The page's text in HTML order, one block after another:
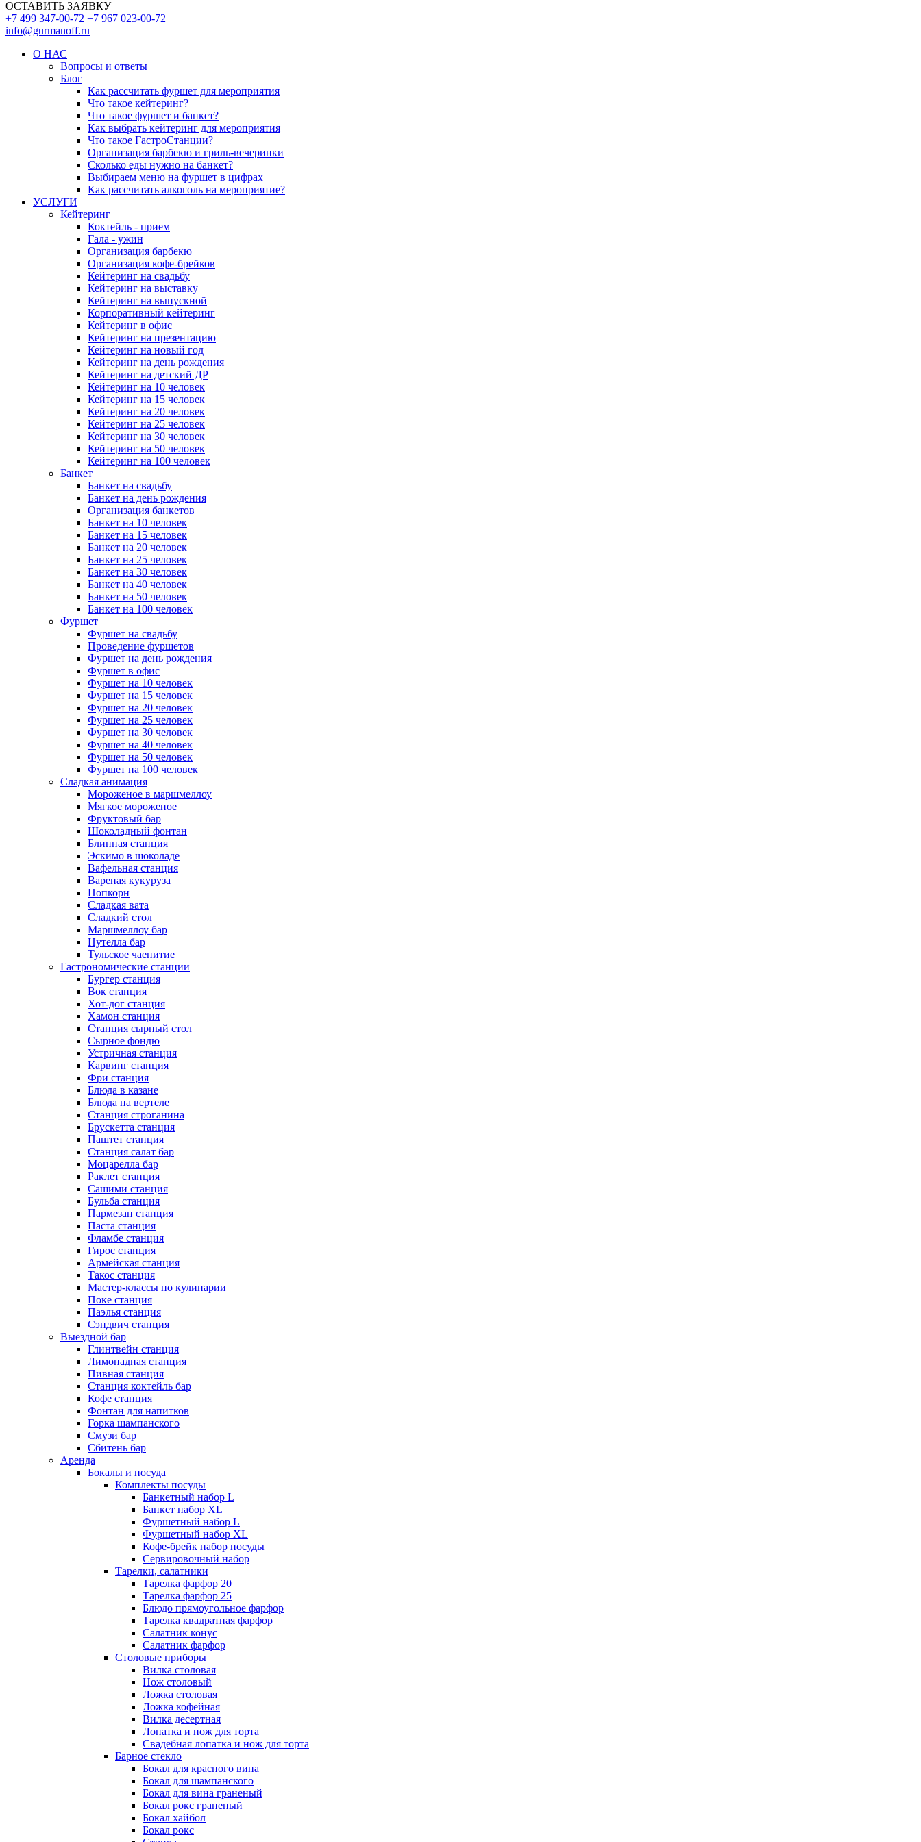
ОСТАВИТЬ ЗАЯВКУ
+7 499 347-00-72 +7 967 023-00-72
info@gurmanoff.ru
О НАС
Вопросы и ответы
Блог
Как рассчитать фуршет для мероприятия
Что такое кейтеринг?
Что такое фуршет и банкет?
Как выбрать кейтеринг для мероприятия
Что такое ГастроСтанции?
Организация барбекю и гриль-вечеринки
Сколько еды нужно на банкет?
Выбираем меню на фуршет в цифрах
Как рассчитать алкоголь на мероприятие?
УСЛУГИ
Кейтеринг
Коктейль - прием
Гала - ужин
Организация барбекю
Организация кофе-брейков
Кейтеринг на свадьбу
Кейтеринг на выставку
Кейтеринг на выпускной
Корпоративный кейтеринг
Кейтеринг в офис
Кейтеринг на презентацию
Кейтеринг на новый год
Кейтеринг на день рождения
Кейтеринг на детский ДР
Кейтеринг на 10 человек
Кейтеринг на 15 человек
Кейтеринг на 20 человек
Кейтеринг на 25 человек
Кейтеринг на 30 человек
Кейтеринг на 50 человек
Кейтеринг на 100 человек
Банкет
Банкет на свадьбу
Банкет на день рождения
Организация банкетов
Банкет на 10 человек
Банкет на 15 человек
Банкет на 20 человек
Банкет на 25 человек
Банкет на 30 человек
Банкет на 40 человек
Банкет на 50 человек
Банкет на 100 человек
Фуршет
Фуршет на свадьбу
Проведение фуршетов
Фуршет на день рождения
Фуршет в офис
Фуршет на 10 человек
Фуршет на 15 человек
Фуршет на 20 человек
Фуршет на 25 человек
Фуршет на 30 человек
Фуршет на 40 человек
Фуршет на 50 человек
Фуршет на 100 человек
Сладкая анимация
Мороженое в маршмеллоу
Мягкое мороженое
Фруктовый бар
Шоколадный фонтан
Блинная станция
Эскимо в шоколаде
Вафельная станция
Вареная кукуруза
Попкорн
Сладкая вата
Сладкий стол
Маршмеллоу бар
Нутелла бар
Тульское чаепитие
Гастрономические станции
Бургер станция
Вок станция
Хот-дог станция
Хамон станция
Станция сырный стол
Сырное фондю
Устричная станция
Карвинг станция
Фри станция
Блюда в казане
Блюда на вертеле
Станция строганина
Брускетта станция
Паштет станция
Станция салат бар
Моцарелла бар
Раклет станция
Сашими станция
Бульба станция
Пармезан станция
Паста станция
Фламбе станция
Гирос станция
Армейская станция
Такос станция
Мастер-классы по кулинарии
Поке станция
Паэлья станция
Сэндвич станция
Выездной бар
Глинтвейн станция
Лимонадная станция
Пивная станция
Станция коктейль бар
Кофе станция
Фонтан для напитков
Горка шампанского
Смузи бар
Сбитень бар
Аренда
Бокалы и посуда
Комплекты посуды
Банкетный набор L
Банкет набор XL
Фуршетный набор L
Фуршетный набор ХL
Кофе-брейк набор посуды
Сервировочный набор
Тарелки, салатники
Тарелка фарфор 20
Тарелка фарфор 25
Блюдо прямоугольное фарфор
Тарелка квадратная фарфор
Салатник конус
Салатник фарфор
Столовые приборы
Вилка столовая
Нож столовый
Ложка столовая
Ложка кофейная
Вилка десертная
Лопатка и нож для торта
Свадебная лопатка и нож для торта
Барное стекло
Бокал для красного вина
Бокал для шампанского
Бокал для вина граненый
Бокал рокс граненый
Бокал хайбол
Бокал рокс